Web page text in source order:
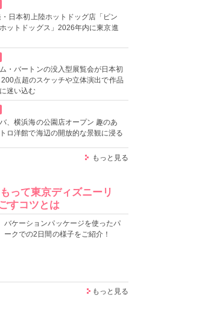
・日本初上陸ホットドッグ店「ピン
ットドッグス」2026年内に東京進
・バートンの没入型展覧会が日本初
200点超のスケッチや立体演出で作品
迷い込む
、横浜海の公園店オープン 趣のあ
ロ洋館で海辺の開放的な景観に浸る
もっと見る
って東京ディズニーリ
すコツとは
バケーションパッケージを使ったパ
ークでの2日間の様子をご紹介！
もっと見る